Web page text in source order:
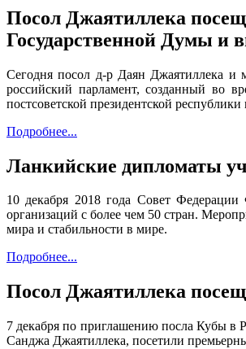
Посол Джаятиллека
Государственной Думы и
Сегодня посол д-р Даян Джаятиллека и
российский парламент, созданный во
постсоветской президентской
Подробнее...
Ланкийские дипломаты
10 декабря 2018 года Совет Федерации
организаций с более чем 50 стран.
мира и стабильности в мире.
Подробнее...
Посол Джаятиллека
7 декабря по приглашению посла Кубы в
Санджа Джаятиллека, посетили